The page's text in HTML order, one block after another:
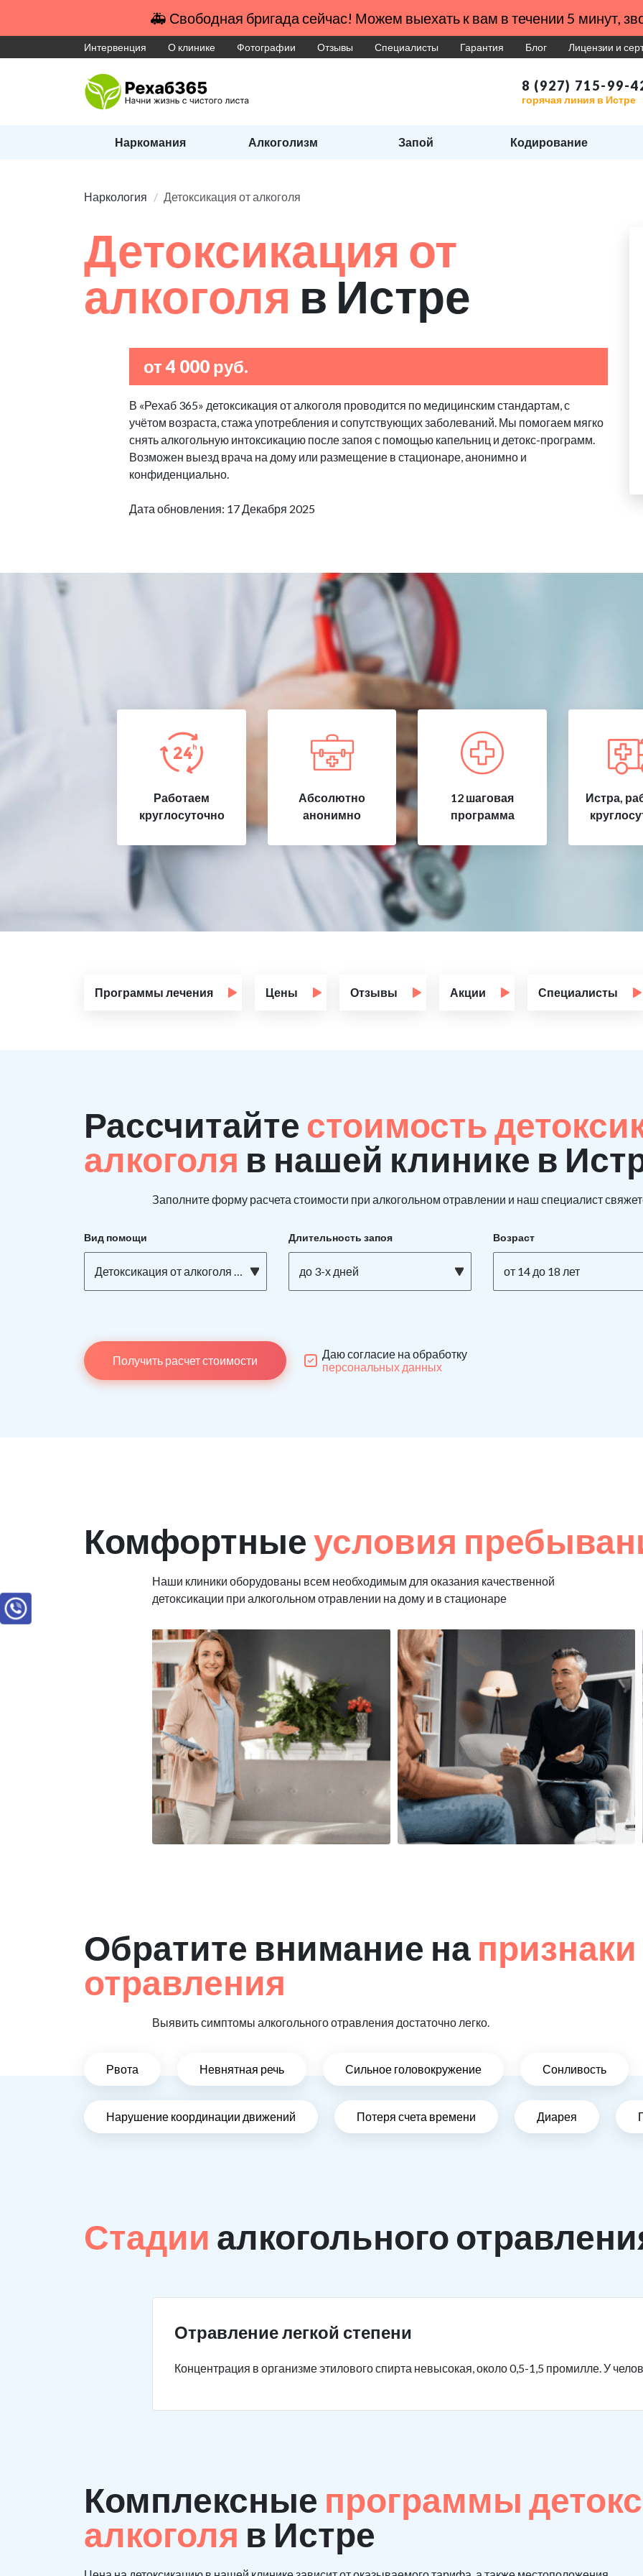
🚑 Свободная бригада сейчас! Можем выехать к вам в течении 5 минут,
Интервенция О клинике Фотографии Отзывы Специалисты Гарантия Блог Лицензии и
8 (927) 715-99-
горячая линия в Истре
Наркомания Алкоголизм Запой Кодирование
Наркология Детоксикация от алкоголя
Детоксикация от
алкоголя в Истре
от 4 000 руб.
В «Рехаб 365» детоксикация от алкоголя проводится по медицинским стандартам, с
учётом возраста, стажа употребления и сопутствующих заболеваний. Мы помогаем мягко
снять алкогольную интоксикацию после запоя с помощью капельниц и детокс-программ.
Возможен выезд врача на дому или размещение в стационаре, анонимно и
конфиденциально.
Дата обновления: 17 Декабря 2025
Работаем
круглосуточно
Абсолютно
анонимно
12 шаговая
программа
Истра,
Программы лечения Цены Отзывы Акции Специалисты
Рассчитайте стоимость
алкоголя в нашей клинике в
Заполните форму расчета стоимости при алкогольном отравлении и наш специалист
Вид помощи
Детоксикация от алкоголя на дому
Длительность запоя
до 3-х дней
Возраст
от 14 до 18 лет
Получить расчет стоимости
Даю согласие на обработку
персональных данных
Комфортныеусловия
Наши клиники оборудованы всем необходимым для оказания качественной
детоксикации при алкогольном отравлении на дому и в стационаре
Обратите внимание на
отравления
Выявить симптомы алкогольного отравления достаточно легко.
Рвота Невнятная речь Сильное головокружение Сонливость
Нарушение координации движений Потеря счета времени Диарея
Стадии алкогольного
Отравление легкой степени
Концентрация в организме этилового спирта невысокая, около 0,5-1,5 промилле. У
Комплексные программы
алкоголя в Истре